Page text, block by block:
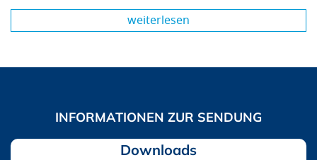
weiterlesen
Downloads